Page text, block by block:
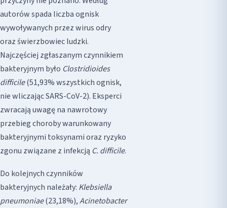
autorów spada liczba ognisk
wywoływanych przez wirus odry
oraz świerzbowiec ludzki.
Najczęściej zgłaszanym czynnikiem
bakteryjnym było Clostridioides
difficile(51,93% wszystkich ognisk,
nie wliczając SARS-CoV-2). Eksperci
zwracają uwagę na nawrotowy
przebieg choroby warunkowany
bakteryjnymi toksynami oraz ryzyko
zgonu związane z infekcją C. difficile.
Do kolejnych czynników
bakteryjnych należały: Klebsiella
pneumoniae(23,18%),Acinetobacter